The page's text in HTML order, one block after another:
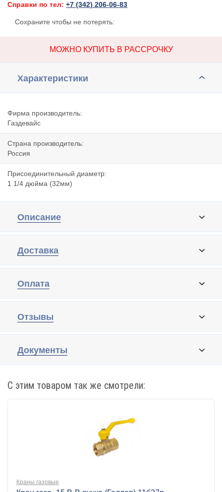
Справки по тел: +7 (342) 206-06-83
Сохраните чтобы не потерять:
МОЖНО КУПИТЬ В РАССРОЧКУ
Характеристики
Фирма производитель:
Газдевайс
Страна производитель:
Россия
Присоединительный диаметр:
1 1/4 дюйма (32мм)
Описание
Доставка
Оплата
Отзывы
Документы
С этим товаром так же смотрели:
Краны газовые